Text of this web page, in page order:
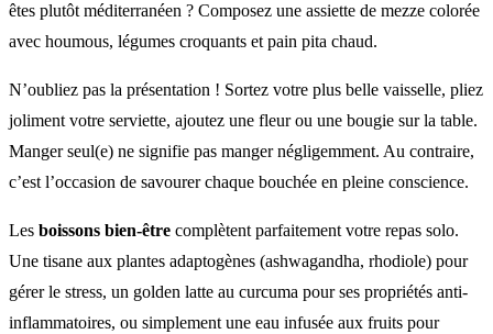
êtes plutôt méditerranéen ? Composez une assiette de mezze colorée
avec houmous, légumes croquants et pain pita chaud.
N’oubliez pas la présentation ! Sortez votre plus belle vaisselle, pliez
joliment votre serviette, ajoutez une fleur ou une bougie sur la table.
Manger seul(e) ne signifie pas manger négligemment. Au contraire,
c’est l’occasion de savourer chaque bouchée en pleine conscience.
Les boissons bien-être complètent parfaitement votre repas solo.
Une tisane aux plantes adaptogènes (ashwagandha, rhodiole) pour
gérer le stress, un golden latte au curcuma pour ses propriétés anti-
inflammatoires, ou simplement une eau infusée aux fruits pour